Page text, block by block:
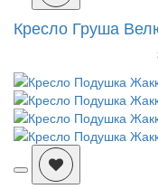
Кресло Груша